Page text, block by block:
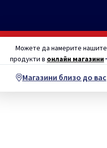
Можете да намерите нашите
продукти в онлайн магазини
Магазини близо до вас